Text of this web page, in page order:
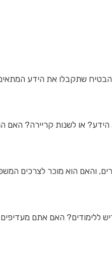
שתקבלו את הידע המתאים
או לשנות קריירה? האם
והאם הוא מוכר לצרכים
ללימודים? האם אתם